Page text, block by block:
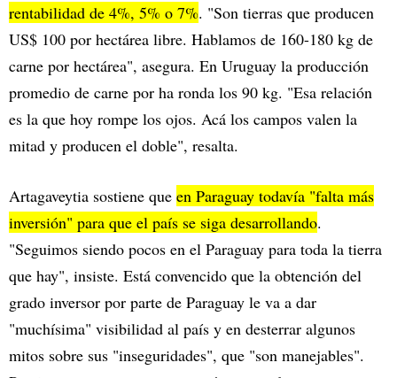
rentabilidad de 4%, 5% o 7%. "Son tierras que producen
US$ 100 por hectárea libre. Hablamos de 160-180 kg de
carne por hectárea", asegura. En Uruguay la producción
promedio de carne por ha ronda los 90 kg. "Esa relación
es la que hoy rompe los ojos. Acá los campos valen la
mitad y producen el doble", resalta.
Artagaveytia sostiene que en Paraguay todavía "falta más
inversión" para que el país se siga desarrollando.
"Seguimos siendo pocos en el Paraguay para toda la tierra
que hay", insiste. Está convencido que la obtención del
grado inversor por parte de Paraguay le va a dar
"muchísima" visibilidad al país y en desterrar algunos
mitos sobre sus "inseguridades", que "son manejables".